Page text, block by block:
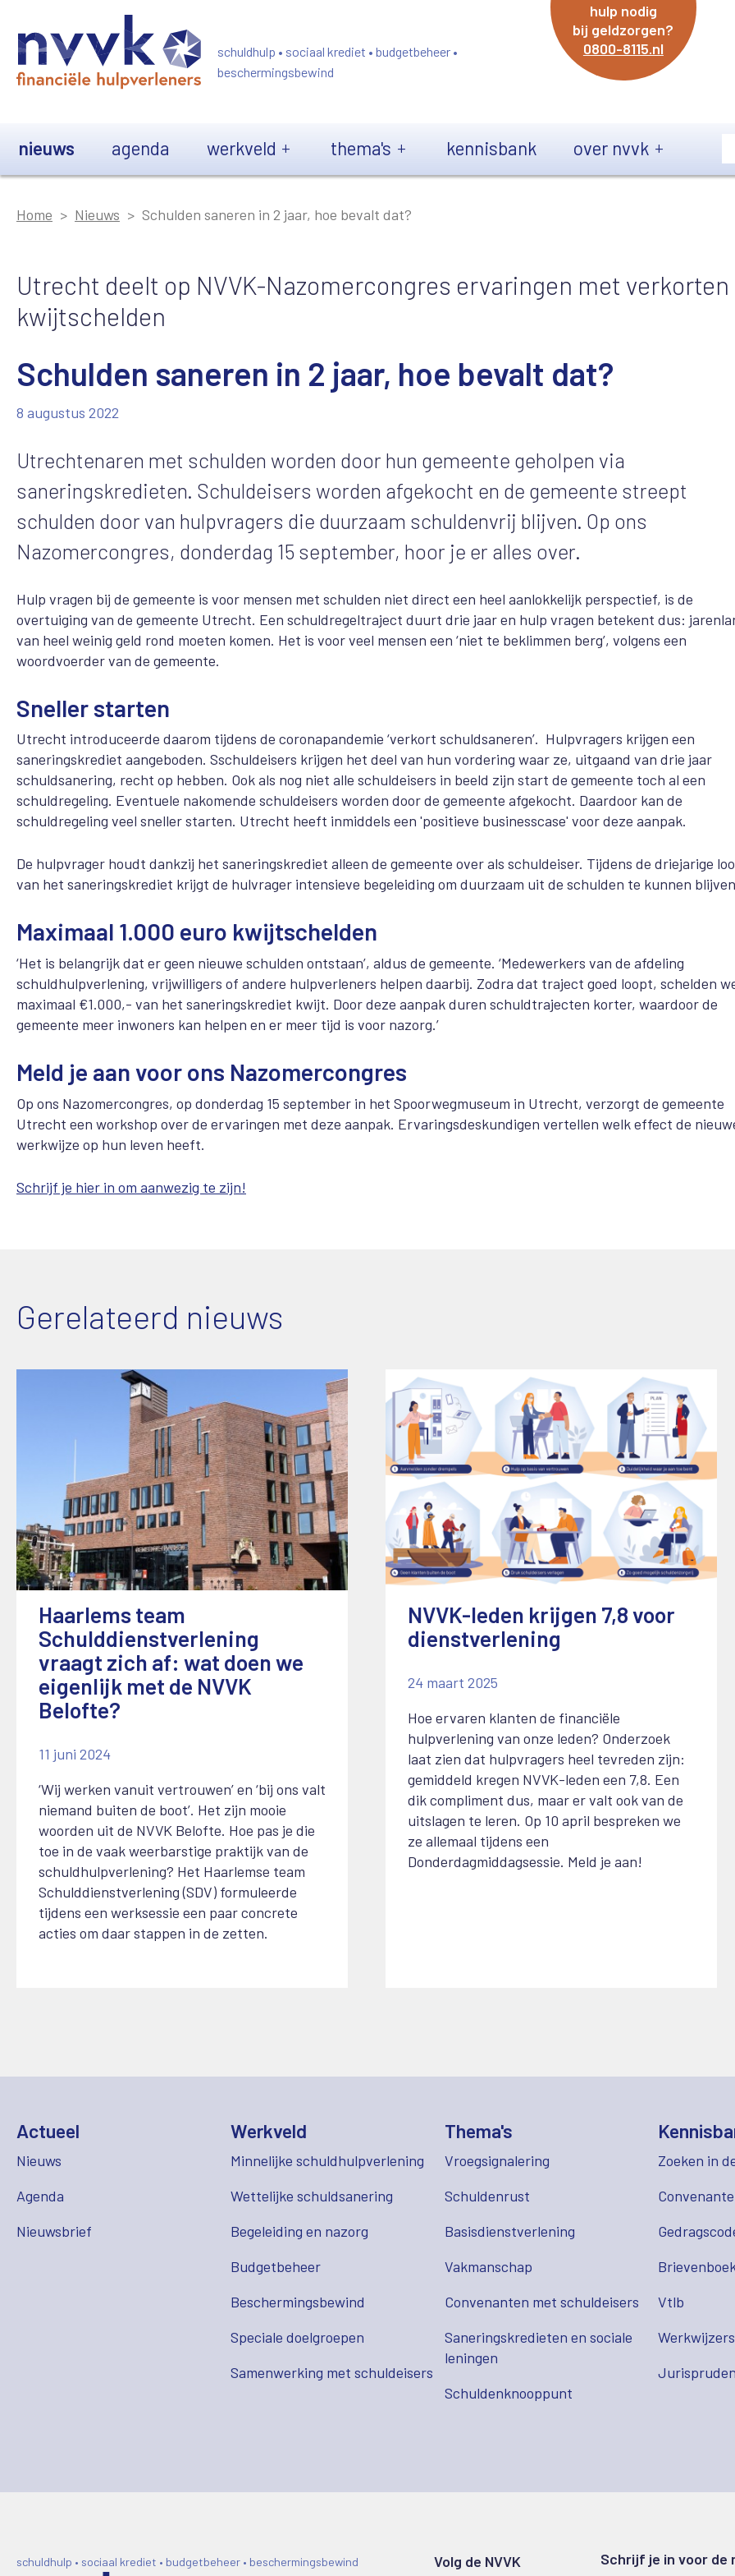
schuldhulp • sociaal krediet • budgetbeheer •
beschermingsbewind
hulp nodig
bij geldzorgen?
0800-8115.nl
nieuws agenda werkveld thema's kennisbank over nvvk
Home Nieuws Schulden saneren in 2 jaar, hoe bevalt dat?
Utrecht deelt op NVVK-Nazomercongres ervaringen met verkorten
kwijtschelden
Schulden saneren in 2 jaar, hoe bevalt dat?
8 augustus 2022
Utrechtenaren met schulden worden door hun gemeente geholpen via
saneringskredieten. Schuldeisers worden afgekocht en de gemeente streept
schulden door van hulpvragers die duurzaam schuldenvrij blijven. Op ons
Nazomercongres, donderdag 15 september, hoor je er alles over.
Hulp vragen bij de gemeente is voor mensen met schulden niet direct een heel aanlokkelijk perspectief, is de
overtuiging van de gemeente Utrecht. Een schuldregeltraject duurt drie jaar en hulp vragen betekent dus:
van heel weinig geld rond moeten komen. Het is voor veel mensen een ‘niet te beklimmen berg’, volgens een
woordvoerder van de gemeente.
Sneller starten
Utrecht introduceerde daarom tijdens de coronapandemie ‘verkort schuldsaneren’. Hulpvragers krijgen een
saneringskrediet aangeboden. Sschuldeisers krijgen het deel van hun vordering waar ze, uitgaand van drie jaar
schuldsanering, recht op hebben. Ook als nog niet alle schuldeisers in beeld zijn start de gemeente toch al een
schuldregeling. Eventuele nakomende schuldeisers worden door de gemeente afgekocht. Daardoor kan de
schuldregeling veel sneller starten. Utrecht heeft inmiddels een 'positieve businesscase' voor deze aanpak.
De hulpvrager houdt dankzij het saneringskrediet alleen de gemeente over als schuldeiser. Tijdens de driejarige
van het saneringskrediet krijgt de hulvrager intensieve begeleiding om duurzaam uit de schulden te kunnen
Maximaal 1.000 euro kwijtschelden
‘Het is belangrijk dat er geen nieuwe schulden ontstaan’, aldus de gemeente. ‘Medewerkers van de afdeling
schuldhulpverlening, vrijwilligers of andere hulpverleners helpen daarbij. Zodra dat traject goed loopt, schelden
maximaal €1.000,- van het saneringskrediet kwijt. Door deze aanpak duren schuldtrajecten korter, waardoor de
gemeente meer inwoners kan helpen en er meer tijd is voor nazorg.’
Meld je aan voor ons Nazomercongres
Op ons Nazomercongres, op donderdag 15 september in het Spoorwegmuseum in Utrecht, verzorgt de gemeente
Utrecht een workshop over de ervaringen met deze aanpak. Ervaringsdeskundigen vertellen welk effect de
werkwijze op hun leven heeft.
Schrijf je hier in om aanwezig te zijn!
Gerelateerd nieuws
Haarlems team
Schulddienstverlening
vraagt zich af: wat doen we
eigenlijk met de NVVK
Belofte?
11 juni 2024
‘Wij werken vanuit vertrouwen’ en ‘bij ons valt
niemand buiten de boot’. Het zijn mooie
woorden uit de NVVK Belofte. Hoe pas je die
toe in de vaak weerbarstige praktijk van de
schuldhulpverlening? Het Haarlemse team
Schulddienstverlening (SDV) formuleerde
tijdens een werksessie een paar concrete
acties om daar stappen in de zetten.
NVVK-leden krijgen 7,8 voor
dienstverlening
24 maart 2025
Hoe ervaren klanten de financiële
hulpverlening van onze leden? Onderzoek
laat zien dat hulpvragers heel tevreden zijn:
gemiddeld kregen NVVK-leden een 7,8. Een
dik compliment dus, maar er valt ook van de
uitslagen te leren. Op 10 april bespreken we
ze allemaal tijdens een
Donderdagmiddagsessie. Meld je aan!
Actueel
Nieuws
Agenda
Nieuwsbrief
Werkveld
Minnelijke schuldhulpverlening
Wettelijke schuldsanering
Begeleiding en nazorg
Budgetbeheer
Beschermingsbewind
Speciale doelgroepen
Samenwerking met schuldeisers
Thema's
Vroegsignalering
Schuldenrust
Basisdienstverlening
Vakmanschap
Convenanten met schuldeisers
Saneringskredieten en sociale
leningen
Schuldenknooppunt
Zoeken in
Vtlb
Werkwijzers
schuldhulp • sociaal krediet • budgetbeheer • beschermingsbewind Volg de NVVK
Schrijf je in voor de